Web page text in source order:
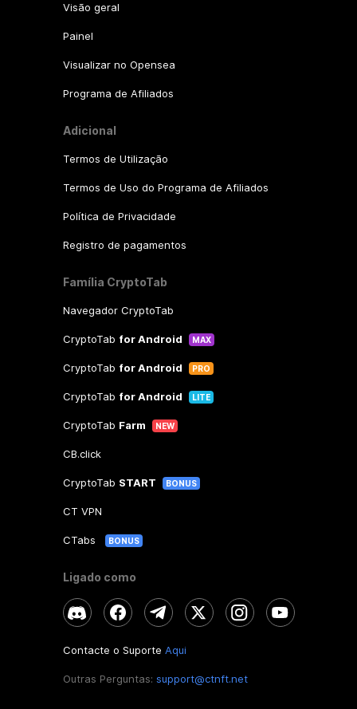
Visão geral
Painel
Visualizar no Opensea
Programa de Afiliados
Adicional
Termos de Utilização
Termos de Uso do Programa de Afiliados
Política de Privacidade
Registro de pagamentos
Família CryptoTab
Navegador CryptoTab
CryptoTab for Android MAX
CryptoTab for Android PRO
CryptoTab for Android LITE
CryptoTab Farm NEW
CB.click
CryptoTab START BONUS
CT VPN
CTabs BONUS
Ligado como
Contacte o Suporte Aqui
Outras Perguntas: support@ctnft.net